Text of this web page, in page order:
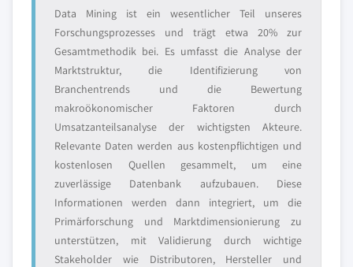
Data Mining ist ein wesentlicher Teil unseres
Forschungsprozesses und trägt etwa 20% zur
Gesamtmethodik bei. Es umfasst die Analyse der
Marktstruktur, die Identifizierung von
Branchentrends und die Bewertung
makroökonomischer Faktoren durch
Umsatzanteilsanalyse der wichtigsten Akteure.
Relevante Daten werden aus kostenpflichtigen und
kostenlosen Quellen gesammelt, um eine
zuverlässige Datenbank aufzubauen. Diese
Informationen werden dann integriert, um die
Primärforschung und Marktdimensionierung zu
unterstützen, mit Validierung durch wichtige
Stakeholder wie Distributoren, Hersteller und